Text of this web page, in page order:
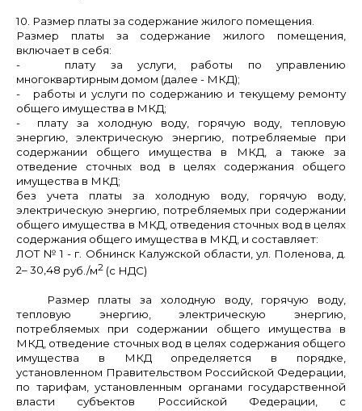
10. Размер платы за содержание жилого помещения.
Размер платы за содержание жилого помещения,
включает в себя:
- плату за услуги, работы по управлению
многоквартирным домом (далее - МКД);
- работы и услуги по содержанию и текущему ремонту
общего имущества в МКД;
- плату за холодную воду, горячую воду, тепловую
энергию, электрическую энергию, потребляемые при
содержании общего имущества в МКД, а также за
отведение сточных вод в целях содержания общего
имущества в МКД;
без учета платы за холодную воду, горячую воду,
электрическую энергию, потребляемых при содержании
общего имущества в МКД, отведения сточных вод в целях
содержания общего имущества в МКД, и составляет:
ЛОТ № 1- г. Обнинск Калужской области, ул. Поленова, д.
2– 30,48 руб./м2 (с НДС)
Размер платы за холодную воду, горячую воду,
тепловую энергию, электрическую энергию,
потребляемых при содержании общего имущества в
МКД, отведение сточных вод в целях содержания общего
имущества в МКД определяется в порядке,
установленном Правительством Российской Федерации,
по тарифам, установленным органами государственной
власти субъектов Российской Федерации, с